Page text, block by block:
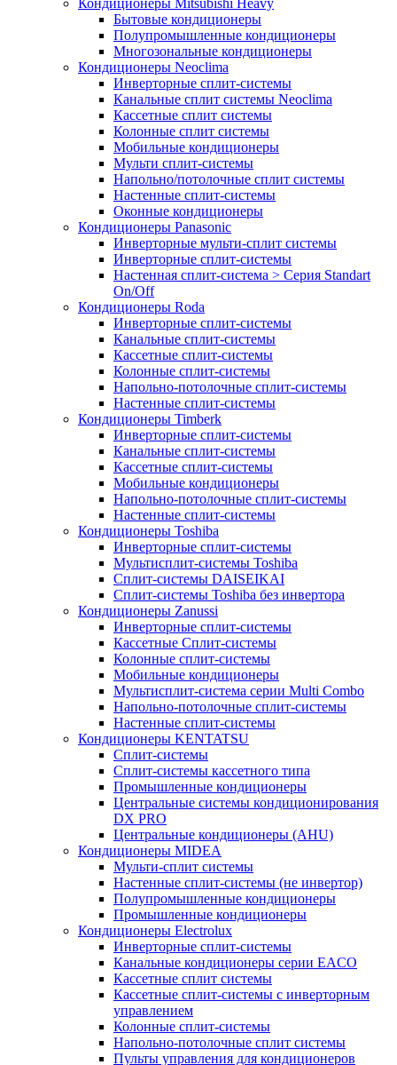
Бытовые кондиционеры
Полупромышленные кондиционеры
Многозональные кондиционеры
Кондиционеры Neoclima
Инверторные сплит-системы
Канальные сплит системы Neoclima
Кассетные сплит системы
Колонные сплит системы
Мобильные кондиционеры
Мульти сплит-системы
Напольно/потолочные сплит системы
Настенные сплит-системы
Оконные кондиционеры
Кондиционеры Panasonic
Инверторные мульти-сплит системы
Инверторные сплит-системы
Настенная сплит-система > Серия Standart
On/Off
Кондиционеры Roda
Инверторные сплит-системы
Канальные сплит-системы
Кассетные сплит-системы
Колонные сплит-системы
Напольно-потолочные сплит-системы
Настенные сплит-системы
Кондиционеры Timberk
Инверторные сплит-системы
Канальные сплит-системы
Кассетные сплит-системы
Мобильные кондиционеры
Напольно-потолочные сплит-системы
Настенные сплит-системы
Кондиционеры Toshiba
Инверторные сплит-системы
Мультисплит-системы Toshiba
Сплит-системы DAISEIKAI
Сплит-системы Toshiba без инвертора
Кондиционеры Zanussi
Инверторные сплит-системы
Кассетные Сплит-системы
Колонные сплит-системы
Мобильные кондиционеры
Мультисплит-система серии Multi Combo
Напольно-потолочные сплит-системы
Настенные сплит-системы
Кондиционеры KENTATSU
Сплит-системы
Сплит-системы кассетного типа
Промышленные кондиционеры
Центральные системы кондиционирования
DX PRO
Центральные кондиционеры (AHU)
Кондиционеры MIDEA
Мульти-сплит системы
Настенные сплит-системы (не инвертор)
Полупромышленные кондиционеры
Промышленные кондиционеры
Кондиционеры Electrolux
Инверторные сплит-системы
Канальные кондиционеры серии EACO
Кассетные сплит системы
Кассетные сплит-системы с инверторным
управлением
Колонные сплит-системы
Напольно-потолочные сплит системы
Пульты управления для кондиционеров